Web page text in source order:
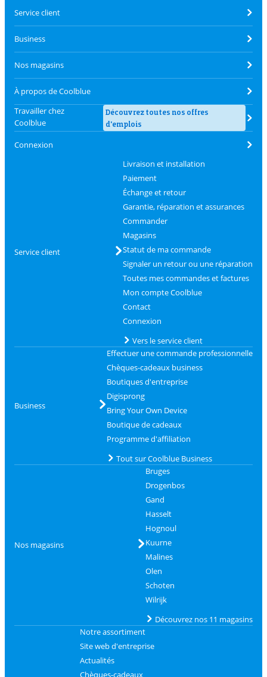
Service client
Business
Nos magasins
À propos de Coolblue
Travailler chez
Coolblue
Découvrez toutes nos offres
d'emplois
Connexion
Service client
Livraison et installation
Paiement
Échange et retour
Garantie, réparation et assurances
Commander
Magasins
Statut de ma commande
Signaler un retour ou une réparation
Toutes mes commandes et factures
Mon compte Coolblue
Contact
Connexion
Vers le service client
Business
Effectuer une commande professionnelle
Chèques-cadeaux business
Boutiques d'entreprise
Digisprong
Bring Your Own Device
Boutique de cadeaux
Programme d'affiliation
Tout sur Coolblue Business
Nos magasins
Bruges
Drogenbos
Gand
Hasselt
Hognoul
Kuurne
Malines
Olen
Schoten
Wilrijk
Découvrez nos 11 magasins
Notre assortiment
Site web d'entreprise
Actualités
Chèques-cadeaux